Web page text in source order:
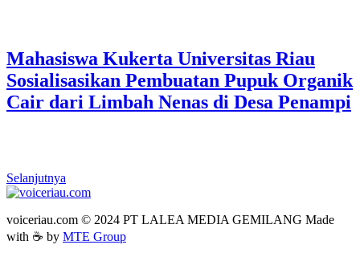
Mahasiswa Kukerta Universitas Riau
Sosialisasikan Pembuatan Pupuk Organik
Cair dari Limbah Nenas di Desa Penampi
Selanjutnya
voiceriau.com © 2024 PT LALEA MEDIA GEMILANG Made
with ☕ by MTE Group